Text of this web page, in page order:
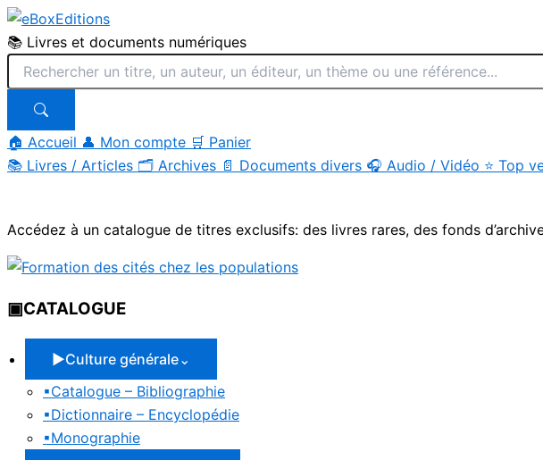
📚 Livres et documents numériques
🏠 Accueil 👤 Mon compte 🛒 Panier
📚 Livres / Articles 🗂 Archives 📄 Documents divers 🎧 Audio / Vidéo ⭐ Top
contenu
Accédez à un catalogue de titres exclusifs: des livres rares, des fonds
▣CATALOGUE
▶Culture générale⌄
▪Catalogue – Bibliographie
▪Dictionnaire – Encyclopédie
▪Monographie